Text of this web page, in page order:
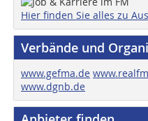
Hier finden Sie alles zu
Verbände und
www.gefma.de
www.dgnb.de